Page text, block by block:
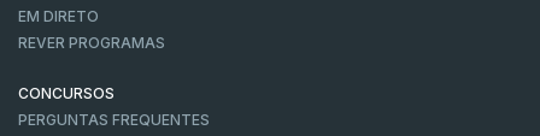
EM DIRETO
REVER PROGRAMAS
CONCURSOS
PERGUNTAS FREQUENTES